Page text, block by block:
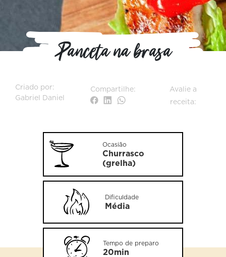
Panceta na brasa
Criado por:
Gabriel Daniel
Compartilhe:
Avalie a
receita:
Ocasião
Churrasco
(grelha)
Dificuldade
Média
Tempo de preparo
20min